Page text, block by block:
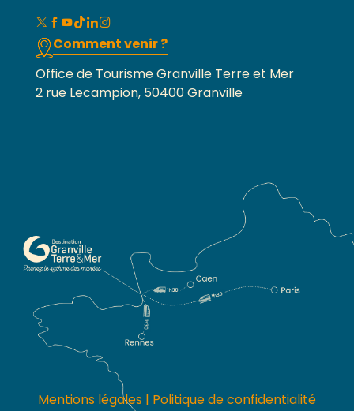
Comment venir ?
Office de Tourisme Granville Terre et Mer
2 rue Lecampion, 50400 Granville
Mentions légales | Politique de confidentialité